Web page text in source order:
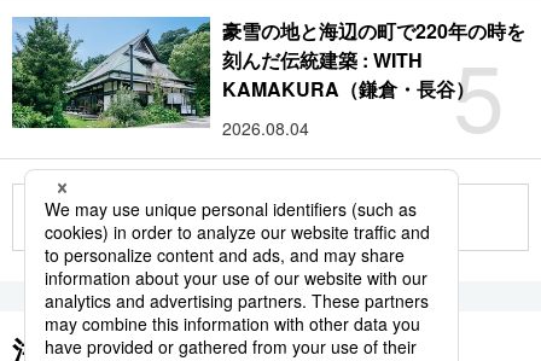
5
豪雪の地と海辺の町で220年の時を
刻んだ伝統建築 : WITH
KAMAKURA（鎌倉・長谷）
2026.08.04
もっと見る
注目のキーワード